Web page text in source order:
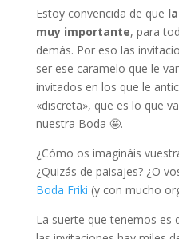
Estoy convencida de que
muy importante, para
demás. Por eso las
ser ese caramelo que le
invitados en los que le
«discreta», que es lo que
nuestra Boda 🤩.
¿Cómo os imagináis
¿Quizás de paisajes? ¿O
Boda Friki (y con mucho
La suerte que tenemos es